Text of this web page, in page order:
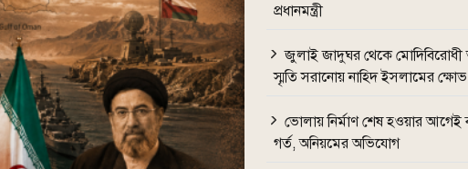
প্রধানমন্ত্রী
জুলাই জাদুঘর থেকে
স্মৃতি সরানোয় নাহিদ ইসলামের ক্ষোভ
ভোলায় নির্মাণ শেষ হওয়ার আগেই
গর্ত, অনিয়মের অভিযোগ